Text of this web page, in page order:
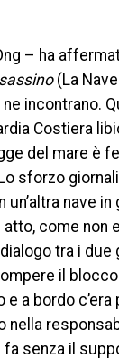
– ha
(La
ne incontrano.
Costiera
del mare è
sforzo
un’altra nave
come non
tra i due
il blocco
e a bordo
nella
senza il